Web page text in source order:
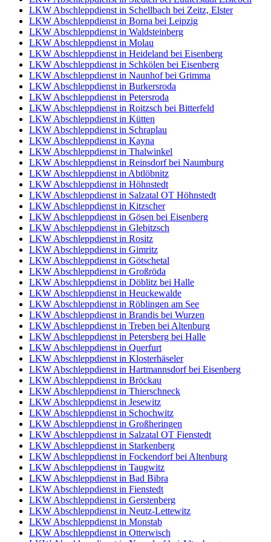
LKW Abschleppdienst in Schellbach bei Zeitz, Elster
LKW Abschleppdienst in Borna bei Leipzig
LKW Abschleppdienst in Waldsteinberg
LKW Abschleppdienst in Molau
LKW Abschleppdienst in Heideland bei Eisenberg
LKW Abschleppdienst in Schkölen bei Eisenberg
LKW Abschleppdienst in Naunhof bei Grimma
LKW Abschleppdienst in Burkersroda
LKW Abschleppdienst in Petersroda
LKW Abschleppdienst in Roitzsch bei Bitterfeld
LKW Abschleppdienst in Kütten
LKW Abschleppdienst in Schraplau
LKW Abschleppdienst in Kayna
LKW Abschleppdienst in Thalwinkel
LKW Abschleppdienst in Reinsdorf bei Naumburg
LKW Abschleppdienst in Abtlöbnitz
LKW Abschleppdienst in Höhnstedt
LKW Abschleppdienst in Salzatal OT Höhnstedt
LKW Abschleppdienst in Kitzscher
LKW Abschleppdienst in Gösen bei Eisenberg
LKW Abschleppdienst in Glebitzsch
LKW Abschleppdienst in Rositz
LKW Abschleppdienst in Gimritz
LKW Abschleppdienst in Götschetal
LKW Abschleppdienst in Großröda
LKW Abschleppdienst in Döblitz bei Halle
LKW Abschleppdienst in Heuckewalde
LKW Abschleppdienst in Röblingen am See
LKW Abschleppdienst in Brandis bei Wurzen
LKW Abschleppdienst in Treben bei Altenburg
LKW Abschleppdienst in Petersberg bei Halle
LKW Abschleppdienst in Querfurt
LKW Abschleppdienst in Klosterhäseler
LKW Abschleppdienst in Hartmannsdorf bei Eisenberg
LKW Abschleppdienst in Bröckau
LKW Abschleppdienst in Thierschneck
LKW Abschleppdienst in Jesewitz
LKW Abschleppdienst in Schochwitz
LKW Abschleppdienst in Großheringen
LKW Abschleppdienst in Salzatal OT Fienstedt
LKW Abschleppdienst in Starkenberg
LKW Abschleppdienst in Fockendorf bei Altenburg
LKW Abschleppdienst in Taugwitz
LKW Abschleppdienst in Bad Bibra
LKW Abschleppdienst in Fienstedt
LKW Abschleppdienst in Gerstenberg
LKW Abschleppdienst in Neutz-Lettewitz
LKW Abschleppdienst in Monstab
LKW Abschleppdienst in Otterwisch